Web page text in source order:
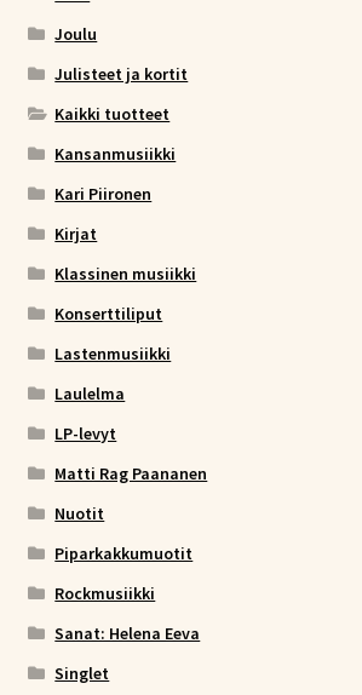
Joulu
Julisteet ja kortit
Kaikki tuotteet
Kansanmusiikki
Kari Piironen
Kirjat
Klassinen musiikki
Konserttiliput
Lastenmusiikki
Laulelma
LP-levyt
Matti Rag Paananen
Nuotit
Piparkakkumuotit
Rockmusiikki
Sanat: Helena Eeva
Singlet